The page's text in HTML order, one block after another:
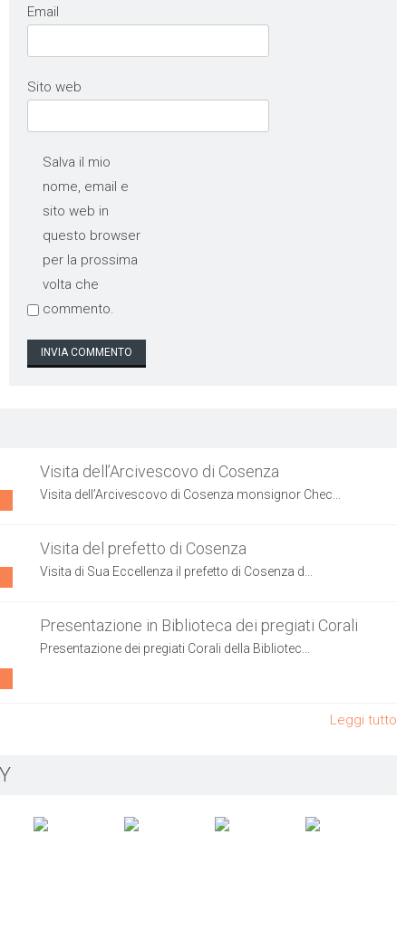
Email
Sito web
Salva il mio
nome, email e
sito web in
questo browser
per la prossima
volta che
commento.
Visita dell’Arcivescovo di Cosenza
Visita dell’Arcivescovo di Cosenza monsignor Chec...
Visita del prefetto di Cosenza
Visita di Sua Eccellenza il prefetto di Cosenza d...
Presentazione in Biblioteca dei pregiati Corali
Presentazione dei pregiati Corali della Bibliotec...
Leggi tutto